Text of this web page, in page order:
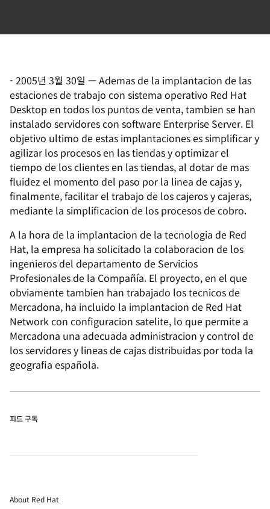
- 2005년 3월 30일 —Ademas de la implantacion de las
estaciones de trabajo con sistema operativo Red Hat
Desktop en todos los puntos de venta, tambien se han
instalado servidores con software Enterprise Server. El
objetivo ultimo de estas implantaciones es simplificar y
agilizar los procesos en las tiendas y optimizar el
tiempo de los clientes en las tiendas, al dotar de mas
fluidez el momento del paso por la linea de cajas y,
finalmente, facilitar el trabajo de los cajeros y cajeras,
mediante la simplificacion de los procesos de cobro.
A la hora de la implantacion de la tecnologia de Red
Hat, la empresa ha solicitado la colaboracion de los
ingenieros del departamento de Servicios
Profesionales de la Compañía. El proyecto, en el que
obviamente tambien han trabajado los tecnicos de
Mercadona, ha incluido la implantacion de Red Hat
Network con configuracion satelite, lo que permite a
Mercadona una adecuada administracion y control de
los servidores y lineas de cajas distribuidas por toda la
geografia española.
피드 구독
About Red Hat